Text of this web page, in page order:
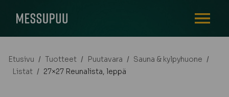
Etusivu / Tuotteet / Puutavara / Sauna & kylpyhuone /
Listat / 27×27 Reunalista, leppä